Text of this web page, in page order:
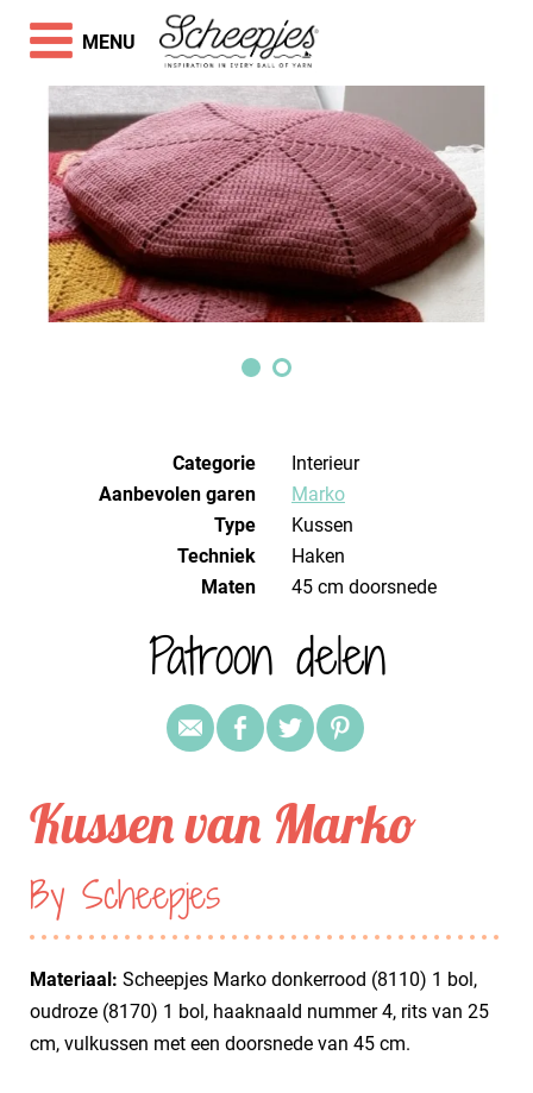
Categorie
Interieur
Aanbevolen garen
Marko
Type
Kussen
Techniek
haken
Maten
45 cm doorsnede
Patroon delen
Kussen van Marko
By Scheepjes
Materiaal: Scheepjes Marko donkerrood (8110) 1 bol,
oudroze (8170) 1 bol, haaknaald nummer 4, rits van 25
cm, vulkussen met een doorsnede van 45 cm.
MENU